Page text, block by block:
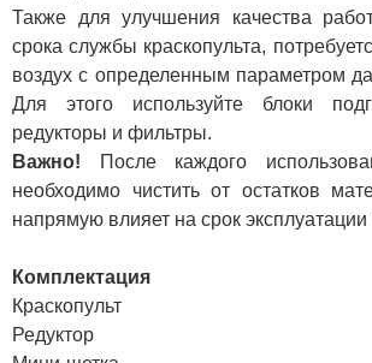
Также для улучшения качества
срока службы краскопульта,
воздух с определенным параметром
Для этого используйте блоки
редукторы и фильтры.
Важно! После каждого
необходимо чистить от остатков
напрямую влияет на срок эксплуатации
Комплектация
Краскопульт
Редуктор